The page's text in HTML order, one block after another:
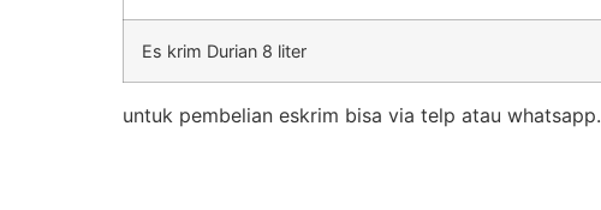
Es krim Durian 8 liter
untuk pembelian eskrim bisa via telp atau whatsapp.